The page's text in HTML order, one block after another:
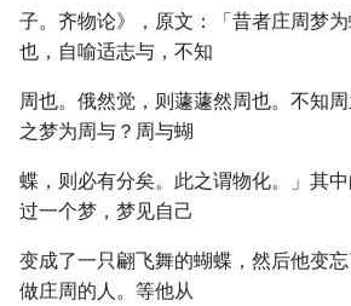
子。齐物论》，原文：「昔者庄周梦
也，自喻适志与，不知
周也。俄然觉，则蘧蘧然周也。不知
之梦为周与？周与蝴
蝶，则必有分矣。此之谓物化。」其
过一个梦，梦见自己
变成了一只翩飞舞的蝴蝶，然后他变
做庄周的人。等他从